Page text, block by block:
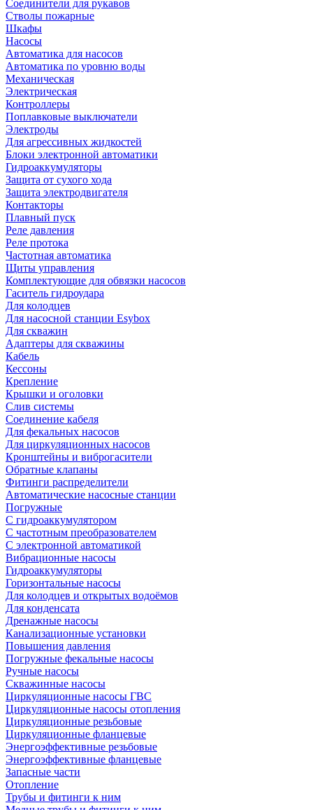
Соединители для рукавов
Стволы пожарные
Шкафы
Насосы
Автоматика для насосов
Автоматика по уровню воды
Механическая
Электрическая
Контроллеры
Поплавковые выключатели
Электроды
Для агрессивных жидкостей
Блоки электронной автоматики
Гидроаккумуляторы
Защита от сухого хода
Защита электродвигателя
Контакторы
Плавный пуск
Реле давления
Реле протока
Частотная автоматика
Щиты управления
Комплектующие для обвязки насосов
Гаситель гидроудара
Для колодцев
Для насосной станции Esybox
Для скважин
Адаптеры для скважины
Кабель
Кессоны
Крепление
Крышки и оголовки
Слив системы
Соединение кабеля
Для фекальных насосов
Для циркуляционных насосов
Кронштейны и виброгасители
Обратные клапаны
Фитинги распределители
Автоматические насосные станции
Погружные
С гидроаккумулятором
С частотным преобразователем
С электронной автоматикой
Вибрационные насосы
Гидроаккумуляторы
Горизонтальные насосы
Для колодцев и открытых водоёмов
Для конденсата
Дренажные насосы
Канализационные установки
Повышения давления
Погружные фекальные насосы
Ручные насосы
Скважинные насосы
Циркуляционные насосы ГВС
Циркуляционные насосы отопления
Циркуляционные резьбовые
Циркуляционные фланцевые
Энергоэффективные резьбовые
Энергоэффективные фланцевые
Запасные части
Отопление
Трубы и фитинги к ним